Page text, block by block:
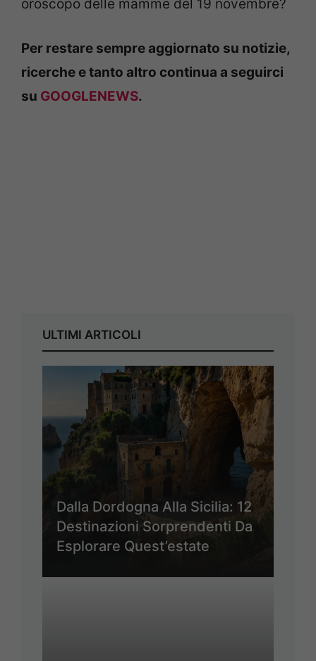
oroscopo delle mamme del 19 novembre?
Per restare sempre aggiornato su notizie,
ricerche e tanto altro continua a seguirci
su GOOGLENEWS.
ULTIMI ARTICOLI
Dalla Dordogna Alla Sicilia: 12
Destinazioni Sorprendenti Da
Esplorare Quest’estate